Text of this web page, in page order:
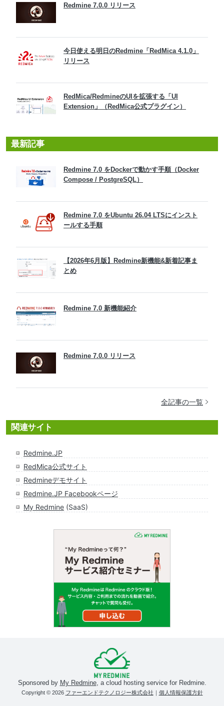
Redmine 7.0.0 リリース
今日使える明日のRedmine「RedMica 4.1.0」
リリース
RedMica/RedmineのUIを拡張する「UI
Extension」（RedMica公式プラグイン）
最新記事
Redmine 7.0 をDockerで動かす手順（Docker
Compose / PostgreSQL）
Redmine 7.0 をUbuntu 26.04 LTSにインスト
ールする手順
【2026年6月版】Redmine新機能&新着記事ま
とめ
Redmine 7.0 新機能紹介
Redmine 7.0.0 リリース
全記事の一覧
関連サイト
Redmine.JP
RedMica公式サイト
Redmineデモサイト
Redmine.JP Facebookページ
My Redmine (SaaS)
Sponsored by My Redmine, a cloud hosting service for Redmine.
Copyright © 2026 ファーエンドテクノロジー株式会社 ｜ 個人情報保護方針